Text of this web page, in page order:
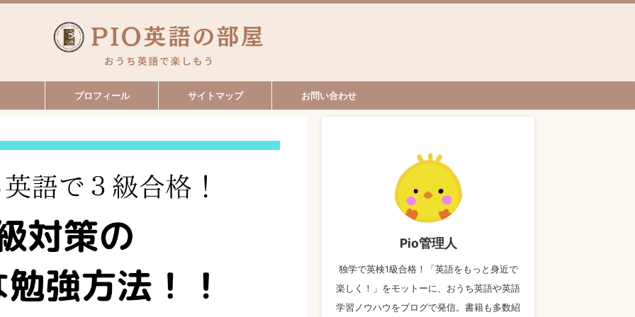
プロフィール サイトマップ お問い合わせ
Pio管理人
独学で英検1級合格！「英語をもっと身近で
楽しく！」をモットーに、おうち英語や英語
学習ノウハウをブログで発信。書籍も多数紹